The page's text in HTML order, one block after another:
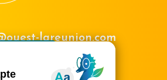
Masquer le
lareunion.com
02 62 42 31 31
rencontrer